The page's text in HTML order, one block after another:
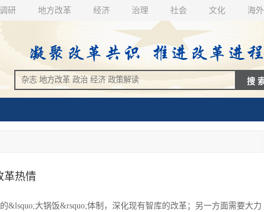
调研 地方改革 经济 治理 社会 文化 海外
革热情
大锅饭&rsquo;体制，深化现有智库的改革；另一方面需要大力